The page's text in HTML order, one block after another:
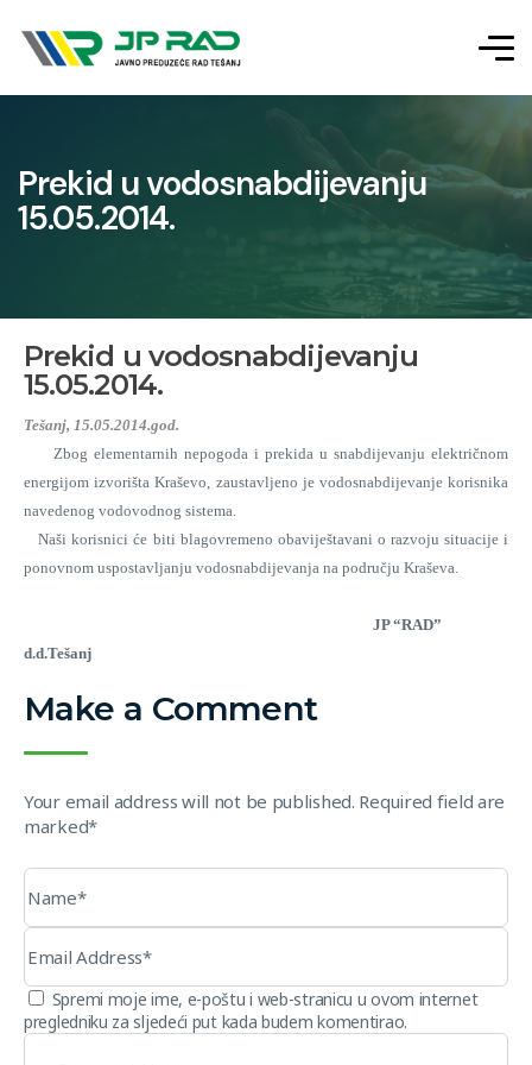
Prekid u vodosnabdijevanju
15.05.2014.
Prekid u vodosnabdijevanju
15.05.2014.
Tešanj, 15.05.2014.god.
Zbog elementarnih nepogoda i prekida u snabdijevanju električnom
energijom izvorišta Kraševo, zaustavljeno je vodosnabdijevanje korisnika
navedenog vodovodnog sistema.
Naši korisnici će biti blagovremeno obaviještavani o razvoju situacije i
ponovnom uspostavljanju vodosnabdijevanja na području Kraševa.
JP “RAD”
d.d.Tešanj
Make a Comment
Your email address will not be published. Required field are
marked*
Spremi moje ime, e-poštu i web-stranicu u ovom internet
pregledniku za sljedeći put kada budem komentirao.